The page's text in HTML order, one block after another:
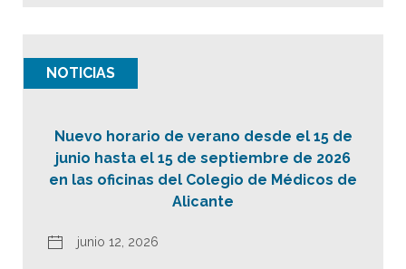
NOTICIAS
Nuevo horario de verano desde el 15 de
junio hasta el 15 de septiembre de 2026
en las oficinas del Colegio de Médicos de
Alicante
junio 12, 2026